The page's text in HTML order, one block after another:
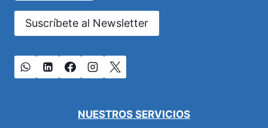
Suscríbete al Newsletter
NUESTROS SERVICIOS